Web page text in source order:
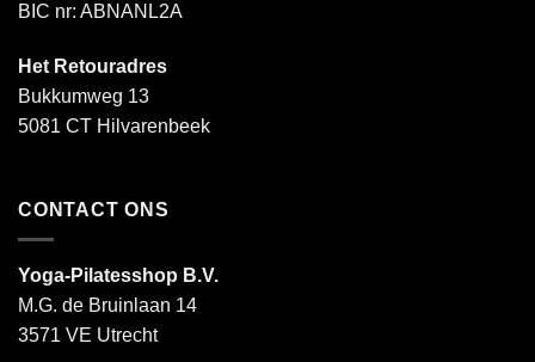
BIC nr: ABNANL2A
Het Retouradres
Bukkumweg 13
5081 CT Hilvarenbeek
CONTACT ONS
Yoga-Pilatesshop B.V.
M.G. de Bruinlaan 14
3571 VE Utrecht